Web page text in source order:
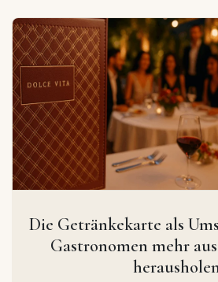
Die Getränkekarte als
Gastronomen mehr